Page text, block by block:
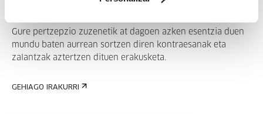
Gure pertzepzio zuzenetik at dagoen azken esentzia duen
mundu baten aurrean sortzen diren kontraesanak eta
zalantzak aztertzen dituen erakusketa.
GEHIAGO IRAKURRI